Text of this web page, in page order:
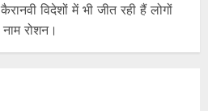
विदेशों में भी जीत रही हैं लोगों
रोशन।